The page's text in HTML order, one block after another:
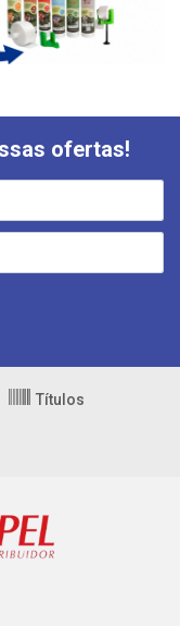
ofertas!
Títulos